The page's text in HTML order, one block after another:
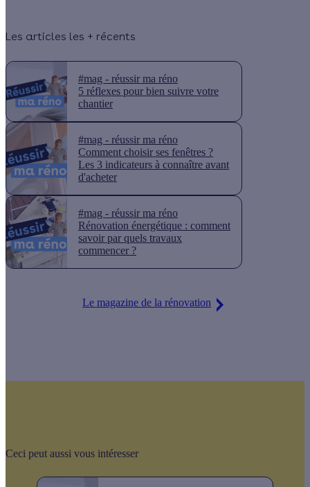
Les articles les + récents
#mag - réussir ma réno
5 réflexes pour bien suivre votre
chantier
#mag - réussir ma réno
Comment choisir ses fenêtres ?
Les 3 indicateurs à connaître avant
d'acheter
#mag - réussir ma réno
Rénovation énergétique : comment
savoir par quels travaux
commencer ?
Le magazine de la rénovation
Ceci peut aussi vous intéresser